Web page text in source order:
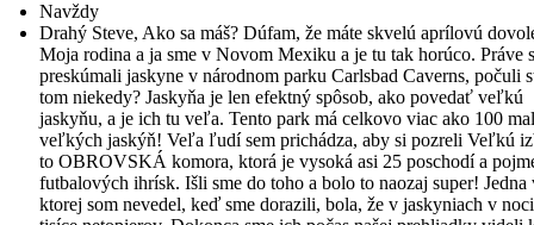
Navždy
Drahý Steve, Ako sa máš? Dúfam, že máte skvelú aprílovú
Moja rodina a ja sme v Novom Mexiku a je tu tak horúco. Práve
preskúmali jaskyne v národnom parku Carlsbad Caverns, počuli
tom niekedy? Jaskyňa je len efektný spôsob, ako povedať veľkú
jaskyňu, a je ich tu veľa. Tento park má celkovo viac ako 100
veľkých jaskýň! Veľa ľudí sem prichádza, aby si pozreli Veľkú
to OBROVSKÁ komora, ktorá je vysoká asi 25 poschodí a
futbalových ihrísk. Išli sme do toho a bolo to naozaj super! Jedna
ktorej som nevedel, keď sme dorazili, bola, že v jaskyniach v